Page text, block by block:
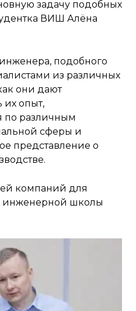
задачу подобных
ВИШ Алёна
подобного
из различных
они дают
их опыт,
по различным
сферы и
представление о
компаний для
школы